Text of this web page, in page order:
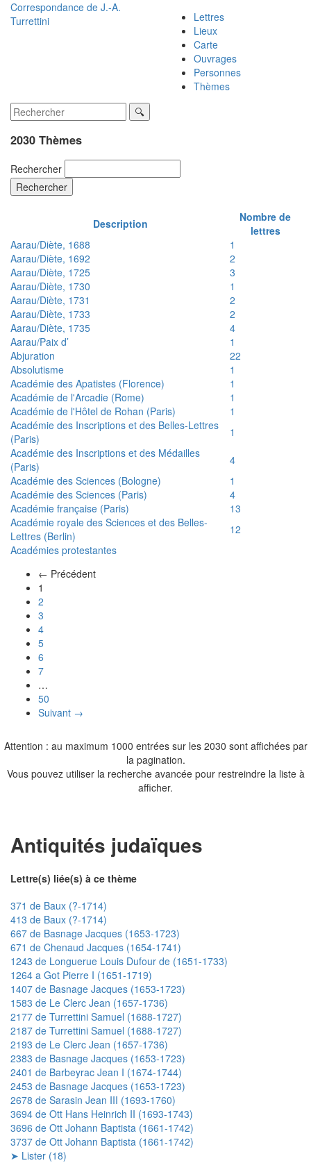
Correspondance de J.-A.
Turrettini
Lettres
Lieux
Carte
Ouvrages
Personnes
Thèmes
2030 Thèmes
Rechercher
Rechercher
Description
Nombre de
lettres
Aarau/Diète, 1688
1
Aarau/Diète, 1692
2
Aarau/Diète, 1725
3
Aarau/Diète, 1730
1
Aarau/Diète, 1731
2
Aarau/Diète, 1733
2
Aarau/Diète, 1735
4
Aarau/Paix d’
1
Abjuration
22
Absolutisme
1
Académie des Apatistes (Florence)
1
Académie de l'Arcadie (Rome)
1
Académie de l'Hôtel de Rohan (Paris)
1
Académie des Inscriptions et des Belles-Lettres
(Paris)
1
Académie des Inscriptions et des Médailles
(Paris)
4
Académie des Sciences (Bologne)
1
Académie des Sciences (Paris)
4
Académie française (Paris)
13
Académie royale des Sciences et des Belles-
Lettres (Berlin)
12
Académies protestantes
← Précédent
1
2
3
4
5
6
7
…
50
Suivant →
Attention : au maximum 1000 entrées sur les 2030 sont affichées par
la pagination.
Vous pouvez utiliser la recherche avancée pour restreindre la liste à
afficher.
Antiquités judaïques
Lettre(s) liée(s) à ce thème
371 de Baux (?-1714)
413 de Baux (?-1714)
667 de Basnage Jacques (1653-1723)
671 de Chenaud Jacques (1654-1741)
1243 de Longuerue Louis Dufour de (1651-1733)
1264 a Got Pierre I (1651-1719)
1407 de Basnage Jacques (1653-1723)
1583 de Le Clerc Jean (1657-1736)
2177 de Turrettini Samuel (1688-1727)
2187 de Turrettini Samuel (1688-1727)
2193 de Le Clerc Jean (1657-1736)
2383 de Basnage Jacques (1653-1723)
2401 de Barbeyrac Jean I (1674-1744)
2453 de Basnage Jacques (1653-1723)
2678 de Sarasin Jean III (1693-1760)
3694 de Ott Hans Heinrich II (1693-1743)
3696 de Ott Johann Baptista (1661-1742)
3737 de Ott Johann Baptista (1661-1742)
➤ Lister (18)